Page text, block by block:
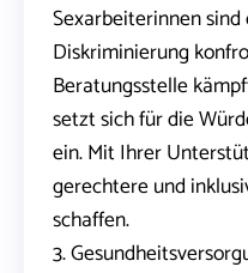
Sexarbeiterinnen
Diskriminierung
Beratungsstelle
setzt sich für die
ein. Mit Ihrer
gerechtere und
schaffen.
3.